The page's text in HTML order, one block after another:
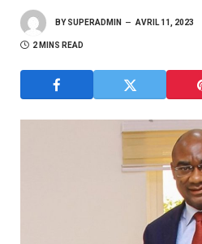
BY SUPERADMIN AVRIL 11, 2023
2 MINS READ